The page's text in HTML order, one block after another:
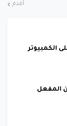
أقدم
الكمبيوتر
المفعل